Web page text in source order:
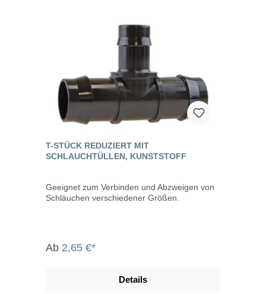
T-STÜCK REDUZIERT MIT
SCHLAUCHTÜLLEN, KUNSTSTOFF
Geeignet zum Verbinden und Abzweigen von
Schläuchen verschiedener Größen.
Ab 2,65 €*
Details